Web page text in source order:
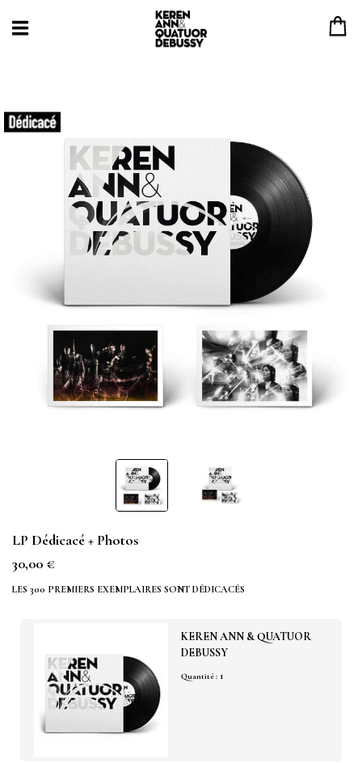
LP Dédicacé + Photos
30,00 €
LES 300 PREMIERS EXEMPLAIRES SONT DÉDICACÉS
KEREN ANN & QUATUOR
DEBUSSY
Quantité : 1